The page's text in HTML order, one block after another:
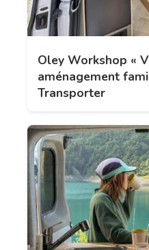
Oley Workshop «
aménagement
Transporter